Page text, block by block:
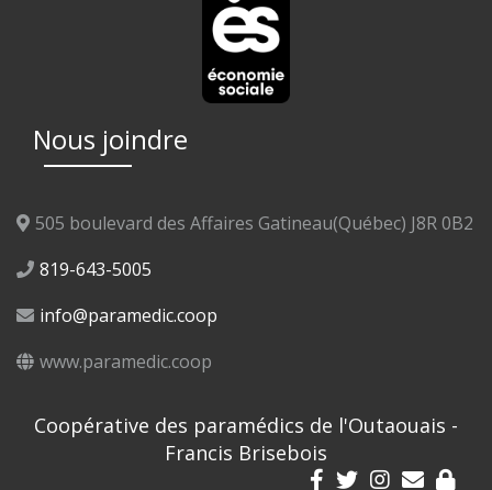
Nous joindre
505 boulevard des Affaires Gatineau(Québec) J8R 0B2
819-643-5005
info@paramedic.coop
www.paramedic.coop
Coopérative des paramédics de l'Outaouais -
Francis Brisebois